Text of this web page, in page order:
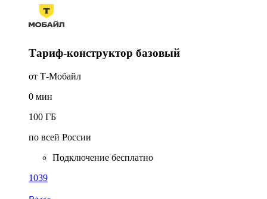
Тариф-конструктор базовый
от Т-Мобайл
0 мин
100 ГБ
по всей России
Подключение бесплатно
1039